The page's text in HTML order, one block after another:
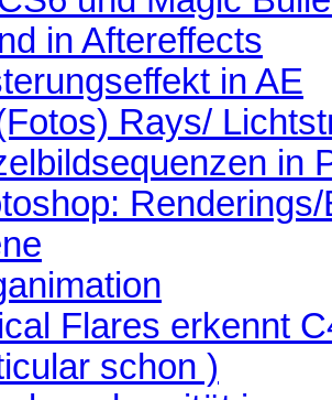
in Aftereffects
in AE
Rays/
in
Flares erkennt
schon )